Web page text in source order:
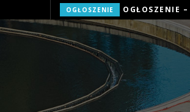
OGŁOSZENIE